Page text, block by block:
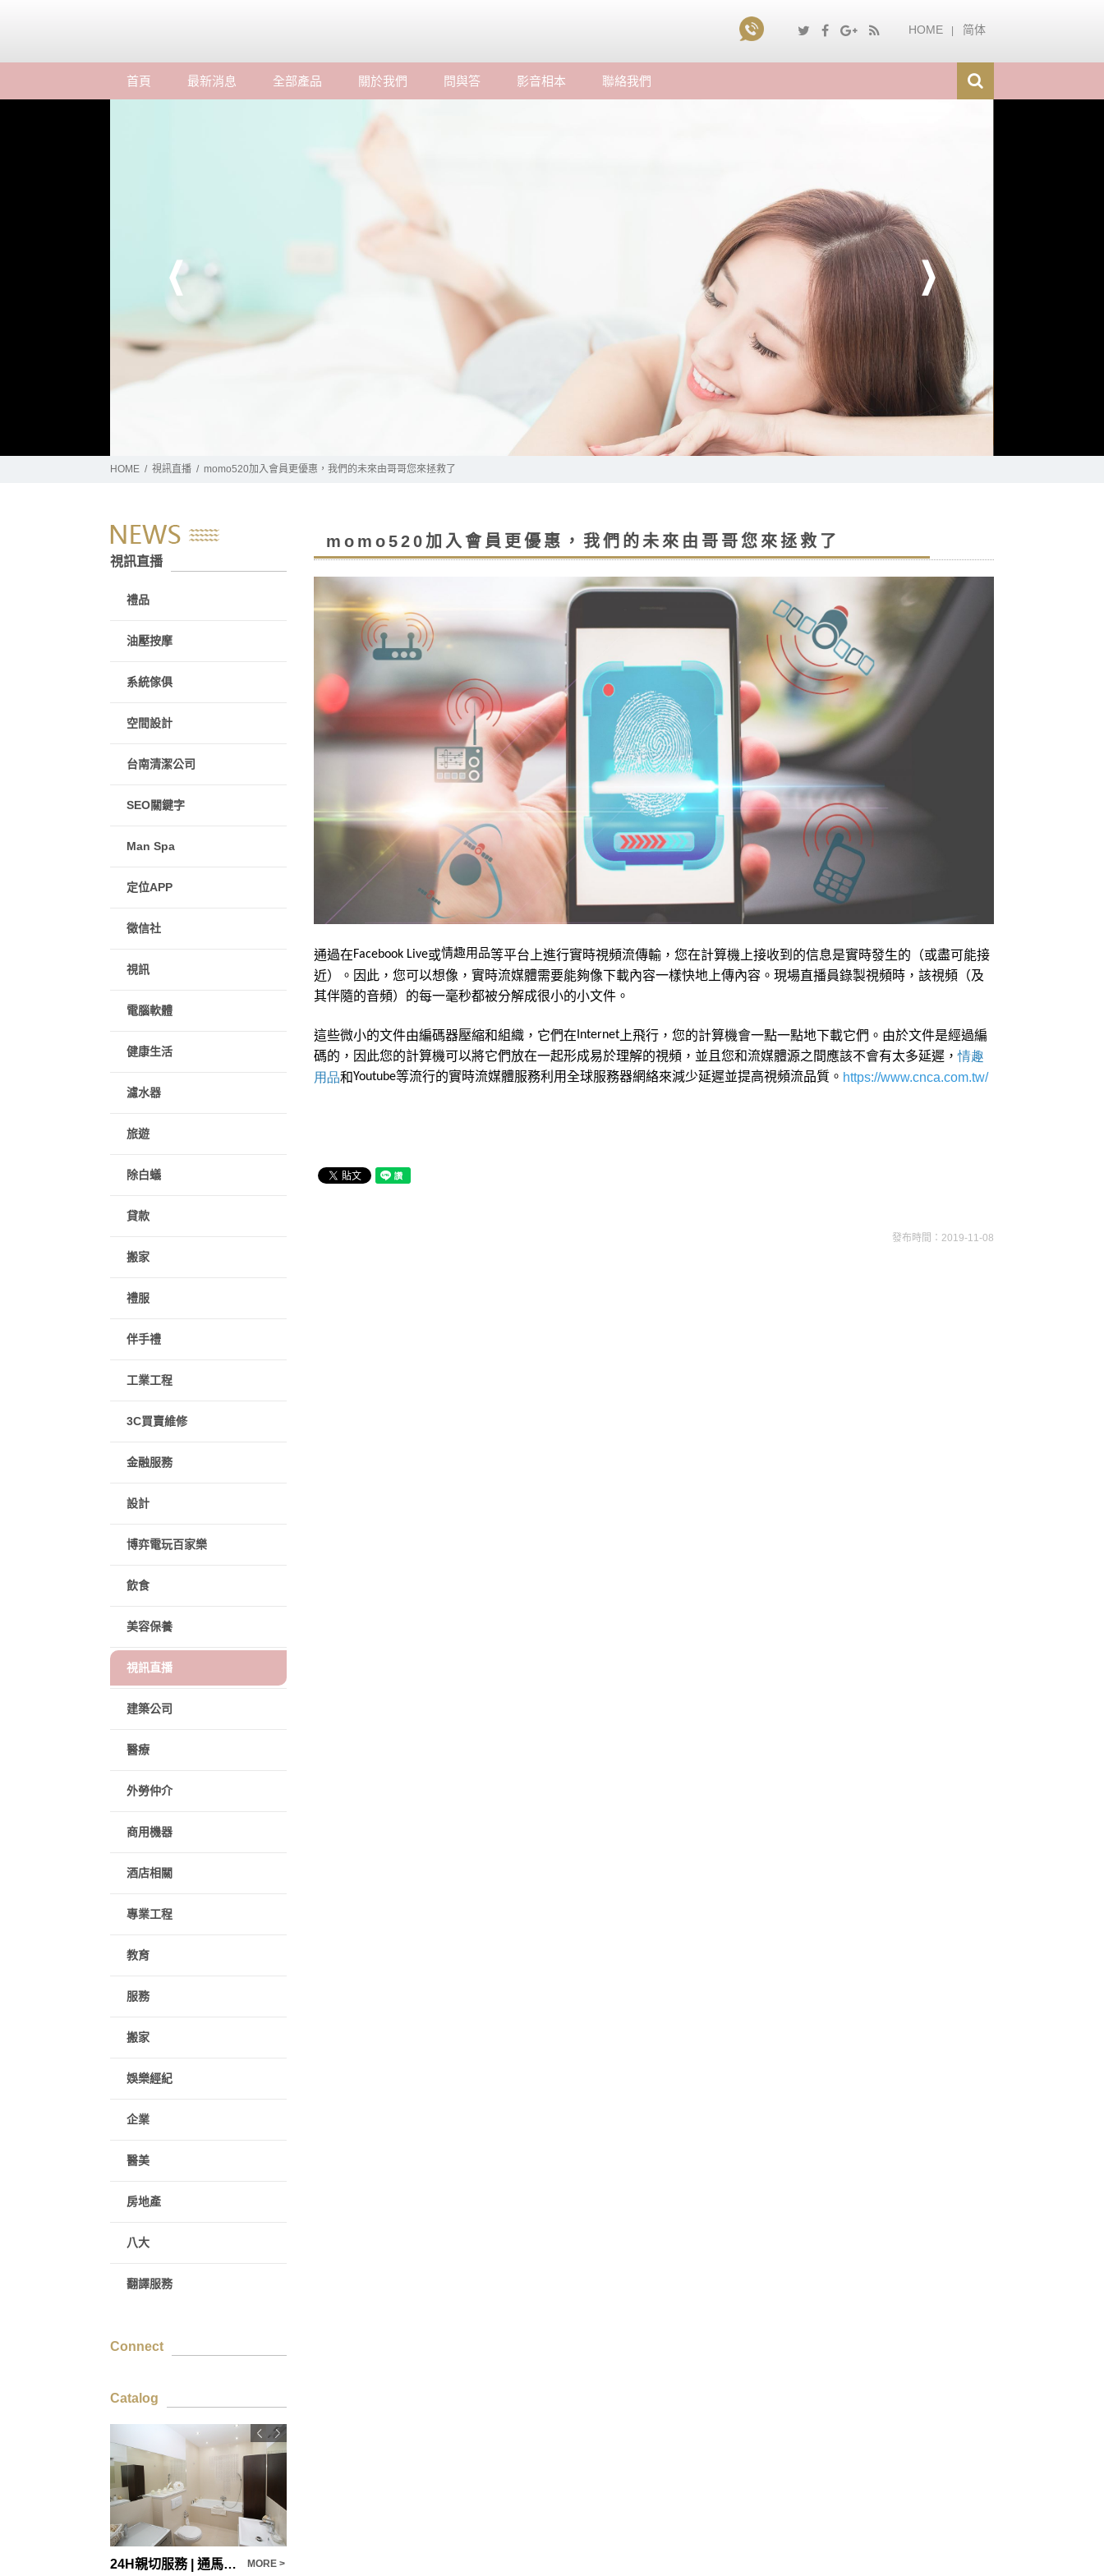
HOME 简体
首頁 最新消息 全部產品 關於我們 問與答 影音相本 聯絡我們
HOME 視訊直播 momo520加入會員更優惠，我們的未來由哥哥您來拯救了
momo520加入會員更優惠，我們的未來由哥哥您來拯救了
通過在Facebook Live或情趣用品等平台上進行實時視頻流傳輸，您在計算機上接收到的信息是實時發生的（或盡可能接
近）。因此，您可以想像，實時流媒體需要能夠像下載內容一樣快地上傳內容。現場直播員錄製視頻時，該視頻（及
其伴隨的音頻）的每一毫秒都被分解成很小的小文件。
這些微小的文件由編碼器壓縮和組織，它們在Internet上飛行，您的計算機會一點一點地下載它們。由於文件是經過編
碼的，因此您的計算機可以將它們放在一起形成易於理解的視頻，並且您和流媒體源之間應該不會有太多延遲，情趣
用品和Youtube等流行的實時流媒體服務利用全球服務器網絡來減少延遲並提高視頻流品質。 https://www.cnca.com.tw/
發布時間：2019-11-08
視訊直播
禮品
油壓按摩
系統傢俱
空間設計
台南清潔公司
SEO關鍵字
Man Spa
定位APP
徵信社
視訊
電腦軟體
健康生活
濾水器
旅遊
除白蟻
貸款
搬家
禮服
伴手禮
工業工程
3C買賣維修
金融服務
設計
博弈電玩百家樂
飲食
美容保養
視訊直播
建築公司
醫療
外勞仲介
商用機器
酒店相關
專業工程
教育
服務
搬家
娛樂經紀
企業
醫美
房地產
八大
翻譯服務
Connect
Catalog
24H親切服務 | 通馬桶通水管 MORE >